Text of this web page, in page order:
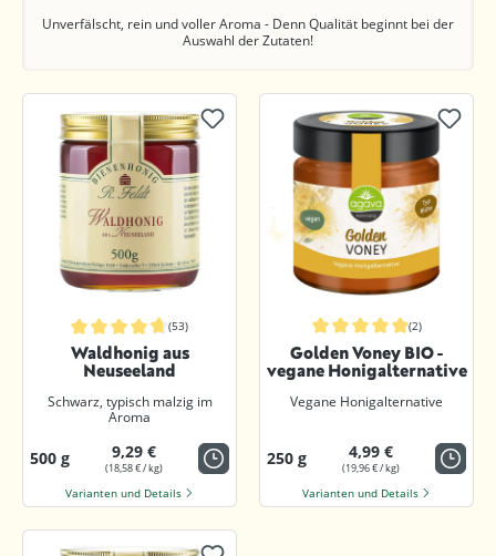
Unverfälscht, rein und voller Aroma - Denn Qualität beginnt bei der
Auswahl der Zutaten!
Durchschnittliche Bewertung von 4.8 von 5 Sternen
(53)
Waldhonig aus
Neuseeland
Schwarz, typisch malzig im
Aroma
500 g 9,29 €
(18,58 € / kg)
Varianten und Details
Durchschnittliche Bewertung von
(2)
Golden Voney BIO -
vegane Honigalternative
Vegane Honigalternative
250 g 4,99 €
(19,96 € / kg)
Varianten und Details